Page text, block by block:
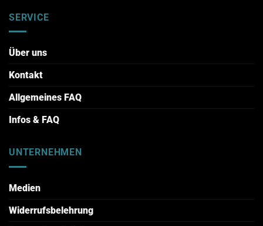
SERVICE
Über uns
Kontakt
Allgemeines FAQ
Infos & FAQ
UNTERNEHMEN
Medien
Widerrufsbelehrung